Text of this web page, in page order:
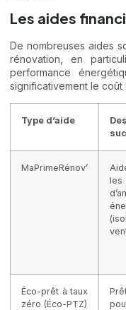
Les aides
De nombreuses aides
rénovation, en
performance
significativement le
Type d’aide
MaPrimeRénov’
Éco-prêt à taux
zéro (Éco-PTZ)